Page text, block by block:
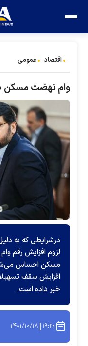
اقتصاد عمومی
وام نهضت مسکن ۵۰۰ میلیون تومان می‌شود؟
درشرایطی که به
لزوم افزایش رقم
مسکن احساس
خبر داده است.
۱۹:۲۰ ۱۴۰۱/۱۰/۱۸